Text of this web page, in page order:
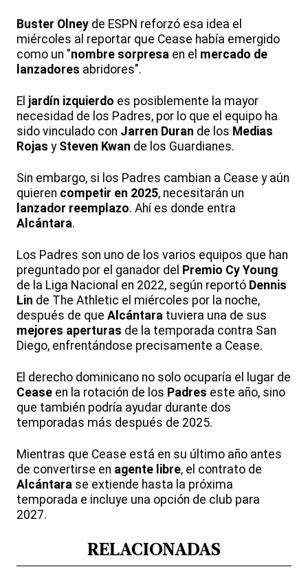
Buster Olney de ESPN reforzó esa idea el
miércoles al reportar que Cease había emergido
como un "nombre sorpresa en el mercado de
lanzadores abridores".
El jardín izquierdo es posiblemente la mayor
necesidad de los Padres, por lo que el equipo ha
sido vinculado con Jarren Duran de los Medias
Rojas y Steven Kwan de los Guardianes.
Sin embargo, si los Padres cambian a Cease y aún
quieren competir en 2025, necesitarán un
lanzador reemplazo. Ahí es donde entra
Alcántara.
Los Padres son uno de los varios equipos que han
preguntado por el ganador del Premio Cy Young
de la Liga Nacional en 2022, según reportó Dennis
Lin de The Athletic el miércoles por la noche,
después de que Alcántara tuviera una de sus
mejores aperturas de la temporada contra San
Diego, enfrentándose precisamente a Cease.
El derecho dominicano no solo ocuparía el lugar de
Cease en la rotación de los Padres este año, sino
que también podría ayudar durante dos
temporadas más después de 2025.
Mientras que Cease está en su último año antes
de convertirse en agente libre, el contrato de
Alcántara se extiende hasta la próxima
temporada e incluye una opción de club para
2027.
RELACIONADAS